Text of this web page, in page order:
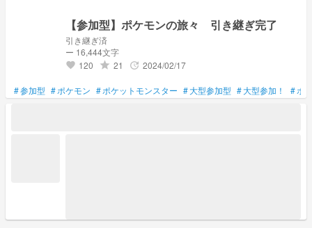
【参加型】ポケモンの旅々 引き継ぎ完了
引き継ぎ済
ー 16,444文字
favorite 120 grade 21 update 2024/02/17
#参加型 #ポケモン #ポケットモンスター #大型参加型 #大型参加！ #ポ